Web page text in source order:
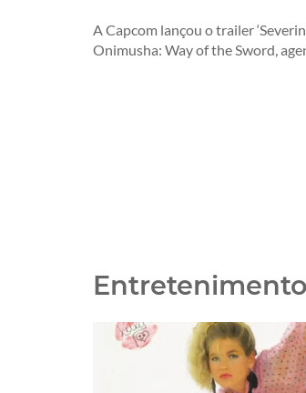
A Capcom lançou o trailer
Onimusha: Way of the Sword,
Entretenimento